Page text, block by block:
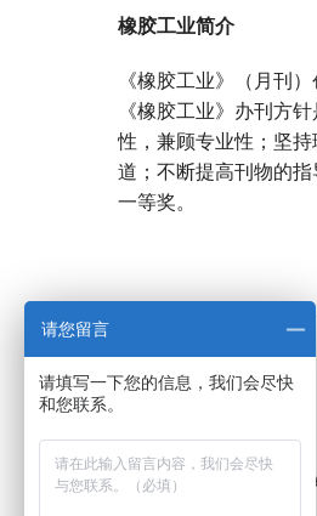
橡胶工业简介
《橡胶工业》（月刊
《橡胶工业》办刊方
性，兼顾专业性；坚
道；不断提高刊物的
一等奖。
请您留言
请填写一下您的信息，我们会尽快
和您联系。